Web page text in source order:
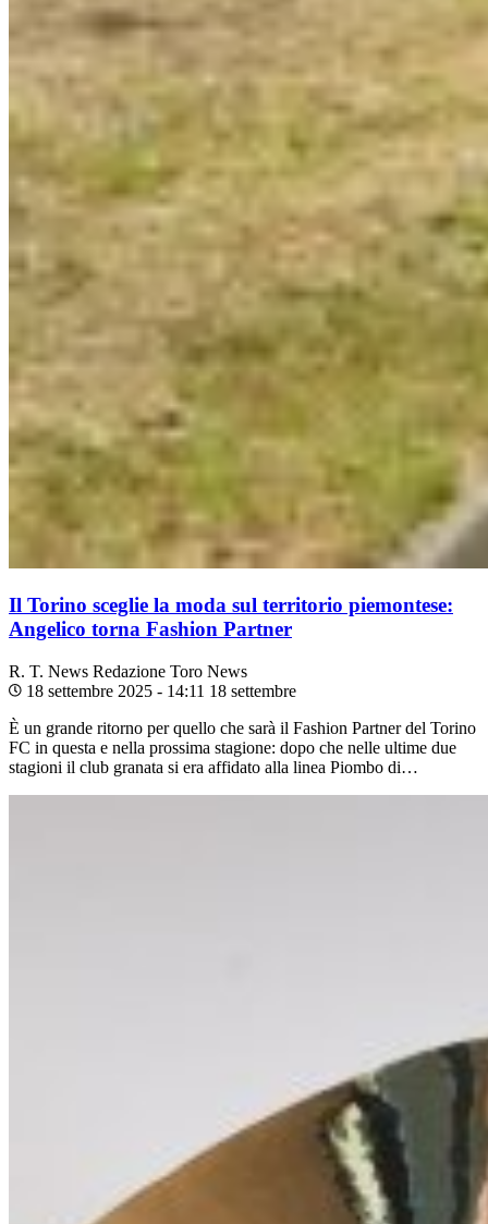
Il Torino sceglie la moda sul territorio piemontese:
Angelico torna Fashion Partner
R. T. News Redazione Toro News
18 settembre 2025 - 14:11 18 settembre
È un grande ritorno per quello che sarà il Fashion Partner del Torino
FC in questa e nella prossima stagione: dopo che nelle ultime due
stagioni il club granata si era affidato alla linea Piombo di…